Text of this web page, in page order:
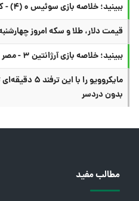
ببینید؛ خلاصه بازی سوئیس ۰ (۴) - کلمبیا ۰ (۳) در جام جهانی
قیمت دلار، طلا و سکه امروز چهارشنبه ۱۷ تیر
ببینید؛ خلاصه بازی آرژانتین ۳ - مصر ۲ در جام جهانی
مایکروویو را
بدون دردسر
مطالب مفید